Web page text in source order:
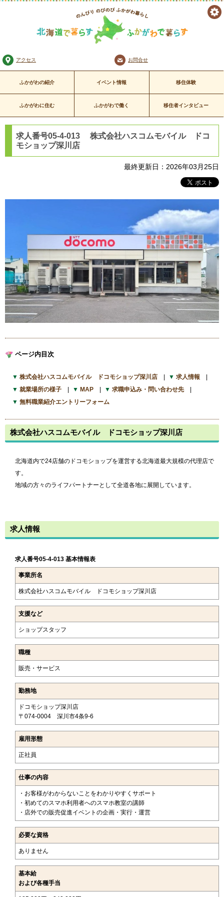
北海道で暮らす ふかがわで暮
らす
のんびり のびのび
アクセス お問合せ
ふかがわの紹介 イベント情報 移住体験
ふかがわに住む ふかがわで働く 移住者インタビュー
求人番号05-4-013 株式会社ハスコムモバイル ドコ
モショップ深川店
最終更新日：2026年03月25日
ページ内目次
株式会社ハスコムモバイル ドコモショップ深川店
求人情報
就業場所の様子
MAP
求職申込み・問い合わせ先
無料職業紹介エントリーフォーム
株式会社ハスコムモバイル ドコモショップ深川店
北海道内で24店舗のドコモショップを運営する北海道最大規模の代理店で
す。
地域の方々のライフパートナーとして全道各地に展開しています。
求人情報
求人番号05-4-013 基本情報表
事業所名
株式会社ハスコムモバイル ドコモショップ深川店
支援など
ショップスタッフ
職種
販売・サービス
勤務地
ドコモショップ深川店
〒074-0004 深川市4条9-6
雇用形態
正社員
仕事の内容
・お客様がわからないことをわかりやすくサポート
・初めてのスマホ利用者へのスマホ教室の講師
・店外での販売促進イベントの企画・実行・運営
必要な資格
ありません
基本給
および各種手当